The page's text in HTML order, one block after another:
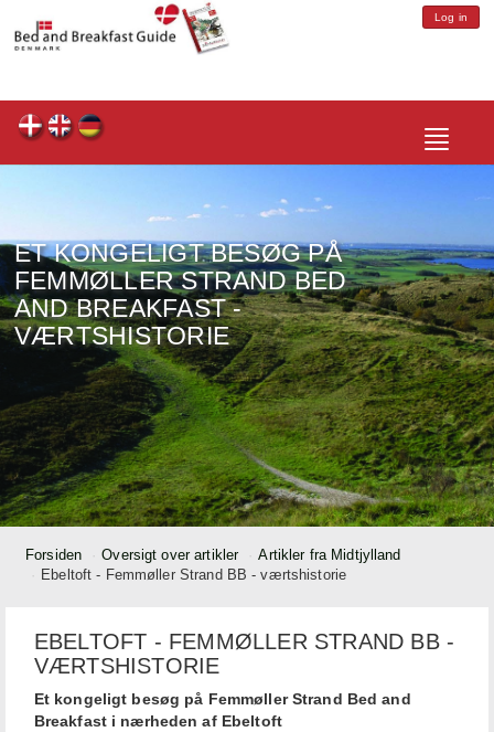
Log in
Toggle
ET KONGELIGT BESØG PÅ
FEMMØLLER STRAND BED
AND BREAKFAST -
VÆRTSHISTORIE
Forsiden Oversigt over artikler
Artikler fra Midtjylland
Ebeltoft - Femmøller Strand BB - værtshistorie
EBELTOFT - FEMMØLLER STRAND BB -
VÆRTSHISTORIE
Et kongeligt besøg på Femmøller Strand Bed and
Breakfast i nærheden af Ebeltoft